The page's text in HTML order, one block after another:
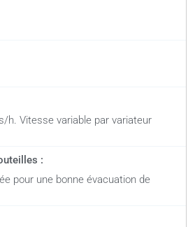
h. Vitesse variable par variateur
:
pour une bonne évacuation de